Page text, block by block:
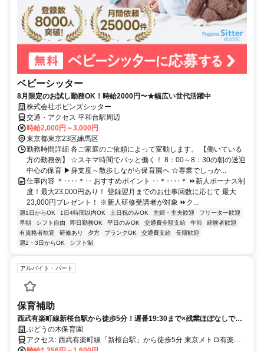
ベビーシッター
8月限定のお試し勤務OK！時給2000円〜★幅広い世代活躍中
株式会社ポピンズシッター
交通・アクセス 平和台駅周辺
時給2,000円～3,000円
東京都東京23区練馬区
勤務時間詳細 各ご家庭のご依頼によって変動します。 【働いている
方の勤務例】 ☆スキマ時間でパッと働く！ 8：00～8：30の朝の送迎
中心の保育 ▶身支度～散歩しながら保育園へ ☆専業でしっか...
仕事内容 ＊‥‥＊‥ おすすめポイント ‥＊‥‥＊ ⏩新人ボーナス制
度！最大23,000円あり！ 登録翌月までのお仕事回数に応じて 最大
23,000円プレゼント！ ※新人研修受講者が対象 ⏩ク...
週1日からOK 1日4時間以内OK 土日祝のみOK 主婦・主夫歓迎
フリーター歓迎
早朝
シフト自由 即日勤務OK 平日のみOK 交通費全額支給 午前
経験者歓迎
有資格者歓迎
研修あり 夕方 ブランクOK 交通費支給
長期歓迎
週2・3日からOK
シフト制
アルバイト・パート
保育補助
西武有楽町線新桜台駅から徒歩5分！遅番19:30まで×残業ほぼなしでプ
ライベート充実の認可保育園★
ぶどうの木保育園
アクセス: 西武有楽町線「新桜台駅」から徒歩5分 東京メトロ有楽町